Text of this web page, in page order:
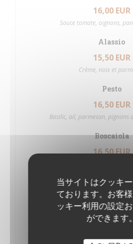
当サイトはクッキ
ております。お客
ッキー利用の設定
ができます。
16,00 EUR
Sauce tomate, oignons,
Alassio
15,50 EUR
Crème, noix et
Pesto
16,50 EUR
Basilic, ail, parmesan, pignons
Boscaiola
16,50 EUR
Melanzane e
16,50 EUR
Sauce tomate, aubergines